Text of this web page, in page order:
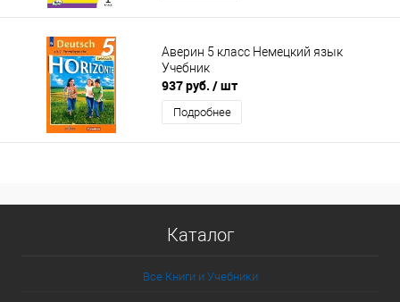
Аверин 5 класс Немецкий язык
Учебник
937 руб. / шт
Подробнее
Каталог
Все Книги и Учебники